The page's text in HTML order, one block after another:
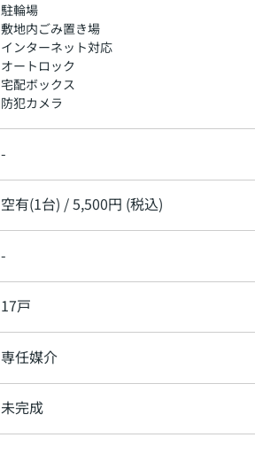
駐輪場
敷地内ごみ置き場
インターネット対応
オートロック
宅配ボックス
防犯カメラ
-
空有(1台) / 5,500円 (税込)
-
17戸
専任媒介
未完成